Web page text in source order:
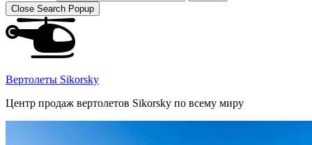
Close Search Popup
Вертолеты Sikorsky
Центр продаж вертолетов Sikorsky по всему миру